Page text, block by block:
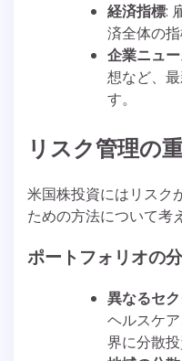
経済指標:
済全体の指
企業ニュ
想など、
す。
リスク管理の
米国株投資にはリスク
ための方法について考
ポートフォリオの
異なるセ
ヘルスケ
界に分散投